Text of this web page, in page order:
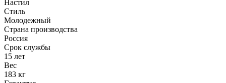
Настил
Стиль
Молодежный
Страна производства
Россия
Срок службы
15 лет
Вес
183 кг